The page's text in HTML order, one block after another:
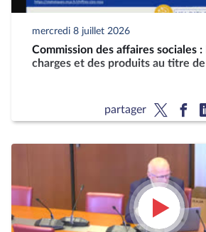
mercredi 8 juillet 2026
Commission des affaires sociales
charges et des produits au titre
partager